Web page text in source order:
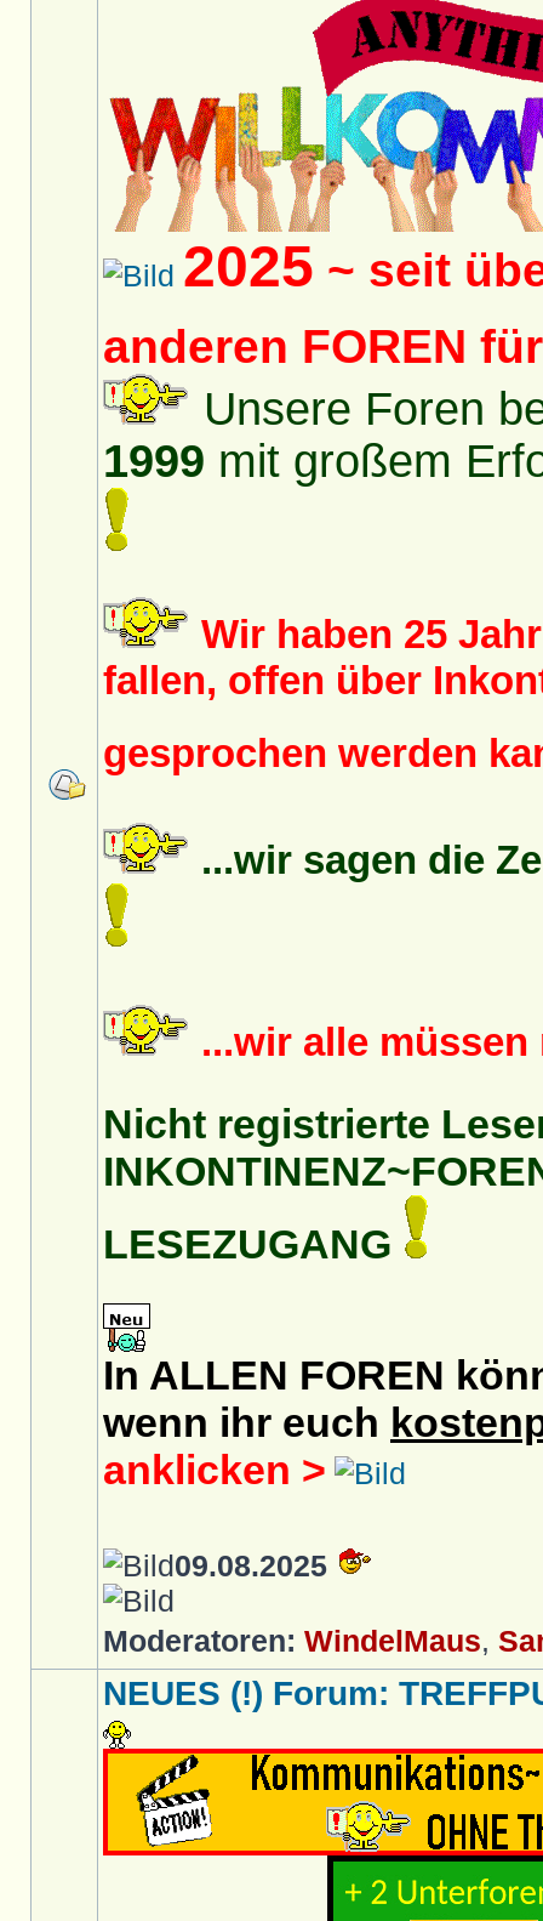
2025 ~ seit
anderen FOREN
Unsere Foren
1999 mit großem
Wir haben 25
fallen, offen über
gesprochen werden
...wir sagen die
...wir alle
Nicht registrierte
LESEZUGANG
In ALLEN FOREN
wenn ihr euch
anklicken >
09.08.2025
Moderatoren: WindelMaus,
NEUES (!) Forum: